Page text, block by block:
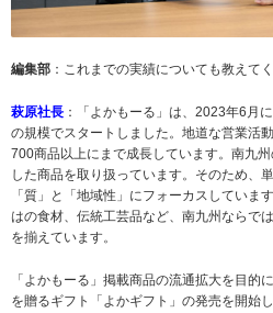
編集部 ：これまでの実績についても教えてく
萩原社長 ：「よかもーる」は、2023年6月
の規模でスタートしました。地道な営業活
700商品以上にまで成長しています。南九
した商品を取り扱っています。そのため、
「質」と「地域性」にフォーカスしていま
はの食材、伝統工芸品など、南九州ならで
を揃えています。
「よかもーる」掲載商品の流通拡大を目的
を贈るギフト「よかギフト」の発売を開始